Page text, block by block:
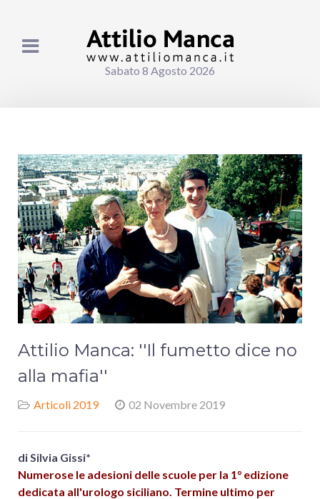
Sabato 8 Agosto 2026
Attilio Manca: ''Il fumetto dice no
alla mafia''
Articoli 2019 02 Novembre 2019
di Silvia Gissi*
Numerose le adesioni delle scuole per la 1° edizione
dedicata all'urologo siciliano. Termine ultimo per